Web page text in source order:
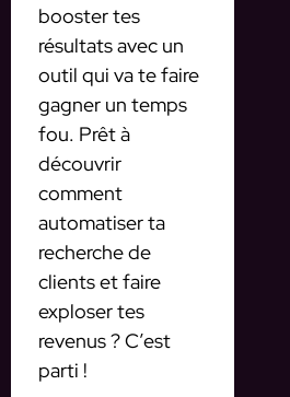
booster tes
résultats avec un
outil qui va te faire
gagner un temps
fou. Prêt à
découvrir
comment
automatiser ta
recherche de
clients et faire
exploser tes
revenus ? C’est
parti !